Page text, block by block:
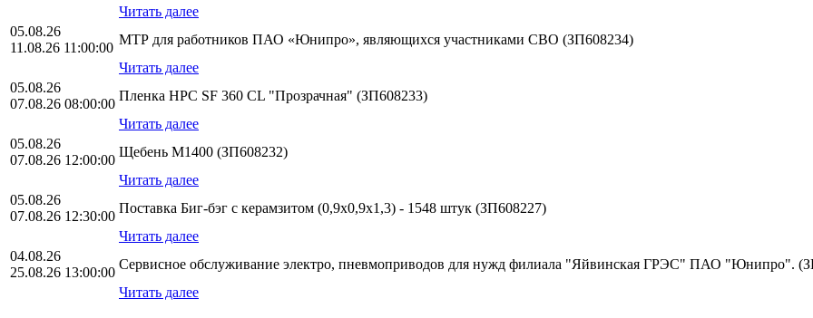
Читать далее
05.08.26
11.08.26 11:00:00
МТР для работников ПАО «Юнипро», являющихся участниками СВО (ЗП608234)
Читать далее
05.08.26
07.08.26 08:00:00
Пленка HPС SF 360 CL "Прозрачная" (ЗП608233)
Читать далее
05.08.26
07.08.26 12:00:00
Щебень М1400 (ЗП608232)
Читать далее
05.08.26
07.08.26 12:30:00
Поставка Биг-бэг с керамзитом (0,9х0,9х1,3) - 1548 штук (ЗП608227)
Читать далее
04.08.26
25.08.26 13:00:00
Сервисное обслуживание электро, пневмоприводов для нужд филиала "Яйвинская ГРЭС" ПАО "Юнипро".
Читать далее